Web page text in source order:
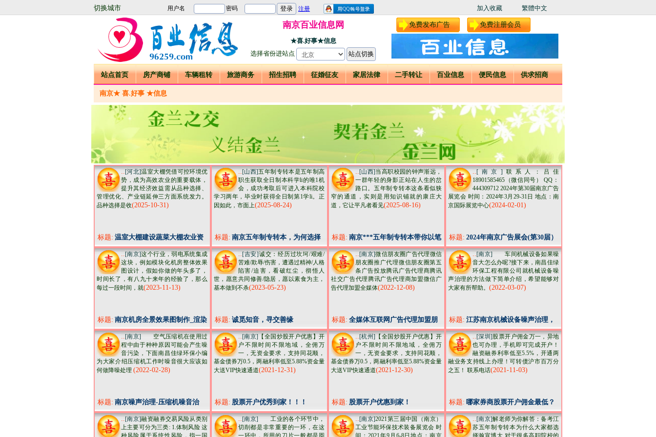
加入收藏 繁體中文
切换城市
免费发布广告 免费注册会员
南京百业信息网
★喜.好事★信息
选择省份进站点
站点首页 房产商铺 车辆租转 旅游商务 招生招聘 征婚征友 家居法律 二手转让 百业信息 便民信息 供求招商
南京★ 喜.好事 ★信息
..[河北]温室大棚凭借可控环境优
势，成为高效农业的重要载体，
提升其经济效益需从品种选择、
管理优化、产业链延伸三方面系统发力。
品种选择是收(2025-10-31)
标题: 温室大棚建设蔬菜大棚农业资
材
..[山西]五年制专转本是五年制高
职生获取全日制本科学li的唯1机
会，成功考取后可进入本科院校
学习两年，毕业时获得全日制第1学li。正
因如此，市面上(2025-08-24)
标题: 南京五年制专转本，为何选择
***培训机构
..[山西]当高职校园的钟声渐远，
一群年轻的身影正站在人生的岔
路口。五年制专转本这条看似狭
窄的通道，实则是用知识铺就的康庄大
道，它让平凡者看见(2025-08-16)
标题: 南京***五年制专转本带你以笔
为桨，渡向理想彼岸
..[南京] 联系人：吕佳
18901585465（微信同号） QQ：
444309712 2024年第30届南京广告
展览会 时间：2024年3月29-31日 地点：南
京国际展览中心(2024-02-01)
标题: 2024年南京广告展会(第30届）
..[南京]这个行业，弱电系统集成
这块，例如模块化机房整体效果
图设计，假如你做的年头多了，
时间长了，有八九十来年的经验了，那么
每过一段时间，就(2023-11-13)
标题: 南京机房全景效果图制作_渲染
质量值得信赖
..[吉安]诚交：经历过坎坷/艰难/
苦难/欺辱/伤害，遭遇过精神/人格
陷害/迫害，看破红尘，彻悟人
世，愿意共同修善/隐居，愿以素食为主，
基本做到不杀(2023-05-23)
标题: 诚觅知音，寻交善缘
..[南京]微信朋友圈广告代理微信
朋友圈推广代理微信朋友圈第五
条广告投放腾讯广告代理商腾讯
社交广告代理腾讯广告代理商加盟微信广
告代理加盟全媒体(2022-12-08)
标题: 全媒体互联网广告代理加盟朋
友圈广告加盟代理全网渠道
..[南京] 车间机械设备如果噪
音大怎么办呢?接下来，南昌佳绿
环保工程有限公司就机械设备噪
声治理的方法做下简单介绍，希望能够对
大家有所帮助。 (2022-03-07)
标题: 江苏南京机械设备噪声治理，
车间设备降噪处理
..[南京] 空气压缩机在使用过
程中由于种种原因可能会产生噪
音污染，下面南昌佳绿环保小编
为大家介绍压缩机工作时噪音很大应该如
何做降噪处理 (2022-02-28)
标题: 南京噪声治理-压缩机噪音治
理-佳绿环保公司
..[南京] 【全国炒股开户优惠】开
户不限时间不限地域，全佣万
一，无资金要求，支持同花顺，
基金债券万0.5，两融利率低至5.88%资金量
大送VIP快速通道(2021-12-31)
标题: 股票开户优秀到家！！！
..[杭州] 【全国炒股开户优惠】开
户不限时间不限地域，全佣万
一，无资金要求，支持同花顺，
基金债券万0.5，两融利率低至5.88%资金量
大送VIP快速通道(2021-12-30)
标题: 股票开户优惠到家！
..[深圳]股票开户佣金万一，异地
也可办理，手机即可完成开户！
融资融券利率低至5.5%，开通两
融业务支持线上办理！可转债沪市百万分
之五！ 联系电话(2021-11-03)
标题: 哪家券商股票开户佣金最低？
佣金万一，融资利率5.5，量大
更优
..[南京]融资融券交易风险从类别
上主要可分为三类: 1.体制风险 这
种风险属于系统性风险，指一国
..[南京] 工业的各个环节中，
切削都是非常重要的一环，在这
一环中，所用的刀片一般都是圆
..[南京]2021第三届中国（南京）
工业节能环保技术装备展览会 时
间：2021年9月6-8日地点：南京
..[南京]解老师为你解答：备考江
苏五年制专转本为什么大家都选
择瀚宣博大 对于很多高职院校的